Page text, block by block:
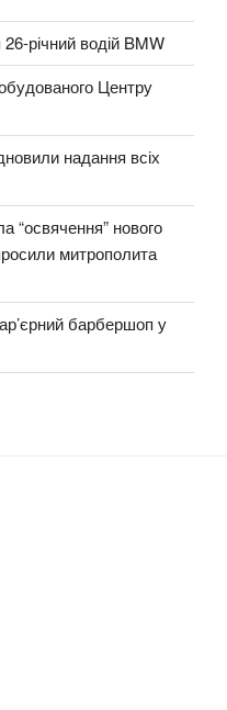
річний водій BMW
Центру
надання всіх
“освячення” нового
митрополита
барбершоп у